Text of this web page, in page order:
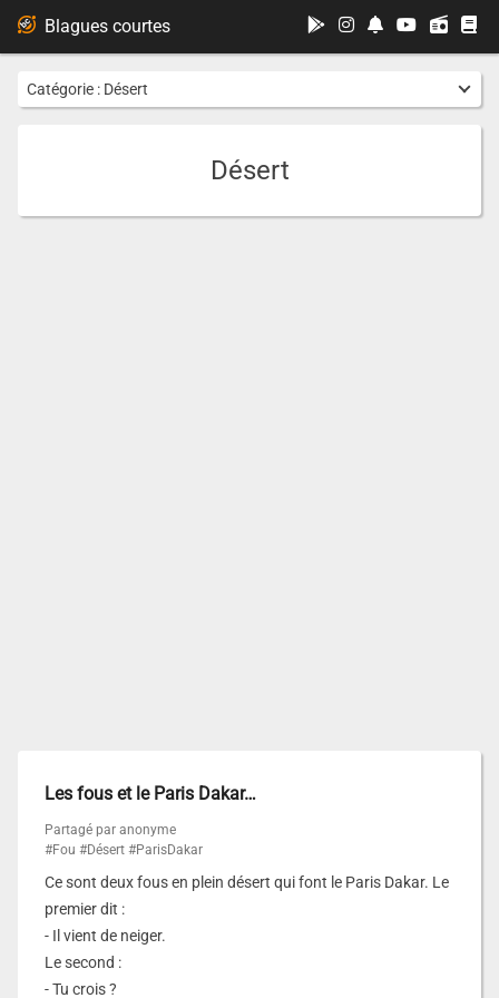
Catégorie : Désert
Désert
Les fous et le Paris Dakar…
Partagé par anonyme
#Fou #Désert #ParisDakar
Ce sont deux fous en plein désert qui font le Paris Dakar. Le
premier dit :
- Il vient de neiger.
Le second :
- Tu crois ?
Blagues courtes